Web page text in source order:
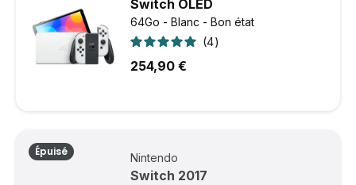
Switch OLED
64Go - Blanc - Bon état
4
254,90 €
Épuisé Nintendo
Switch 2017